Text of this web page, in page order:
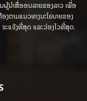
ຜູ້ນຳສື່ອອນລາຍຂອງລາວ ເພື່ອ
ຕາມແນວທາງນະໂຍບາຍຂອງ
ະແຈ້ງທີ່ສຸດ ແລະວ່ອງໄວທີ່ສຸດ.